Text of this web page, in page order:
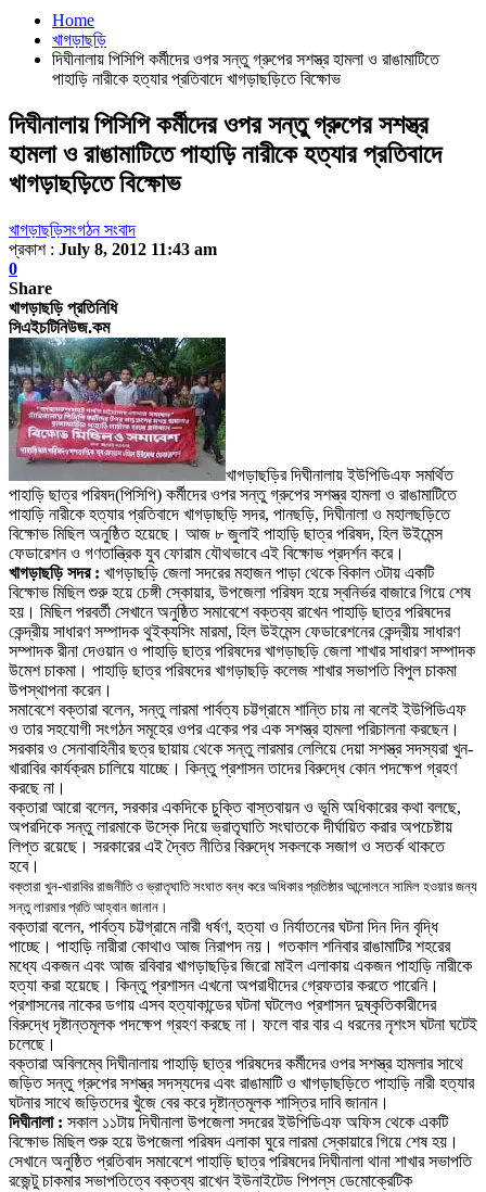
Home
খাগড়াছড়ি
দিঘীনালায় পিসিপি কর্মীদের ওপর সন্তু গ্রুপের সশস্ত্র হামলা ও রাঙামাটিতে
পাহাড়ি নারীকে হত্যার প্রতিবাদে খাগড়াছড়িতে বিক্ষোভ
দিঘীনালায় পিসিপি কর্মীদের ওপর সন্তু গ্রুপের সশস্ত্র
হামলা ও রাঙামাটিতে পাহাড়ি নারীকে হত্যার প্রতিবাদে
খাগড়াছড়িতে বিক্ষোভ
খাগড়াছড়িসংগঠন সংবাদ
প্রকাশ : July 8, 2012 11:43 am
0
Share
খাগড়াছড়ি প্রতিনিধি
সিএইচটিনিউজ.কম
খাগড়াছড়ির দিঘীনালায় ইউপিডিএফ সমর্থিত
পাহাড়ি ছাত্র পরিষদ(পিসিপি) কর্মীদের ওপর সন্তু গ্রুপের সশস্ত্র হামলা ও রাঙামাটিতে
পাহাড়ি নারীকে হত্যার প্রতিবাদে খাগড়াছড়ি সদর, পানছড়ি, দিঘীনালা ও মহালছড়িতে
বিক্ষোভ মিছিল অনুষ্ঠিত হয়েছে। আজ ৮ জুলাই পাহাড়ি ছাত্র পরিষদ, হিল উইমেন্স
ফেডারেশন ও গণতান্ত্রিক যুব ফোরাম যৌথভাবে এই বিক্ষোভ প্রদর্শন করে।
খাগড়াছড়ি সদর : খাগড়াছড়ি জেলা সদরের মহাজন পাড়া থেকে বিকাল ৩টায় একটি
বিক্ষোভ মিছিল শুরু হয়ে চেঙ্গী স্কোয়ার, উপজেলা পরিষদ হয়ে স্বনির্ভর বাজারে গিয়ে শেষ
হয় । মিছিল পরবর্তী সেখানে অনুষ্ঠিত সমাবেশে বক্তব্য রাখেন পাহাড়ি ছাত্র পরিষদের
কেন্দ্রীয় সাধারণ সম্পাদক থুইক্যসিং মারমা, হিল উইমেন্স ফেডারেশনের কেন্দ্রীয় সাধারণ
সম্পাদক রীনা দেওয়ান ও পাহাড়ি ছাত্র পরিষদের খাগড়াছড়ি জেলা শাখার সাধারণ সম্পাদক
উমেশ চাকমা । পাহাড়ি ছাত্র পরিষদের খাগড়াছড়ি কলেজ শাখার সভাপতি বিপুল চাকমা
উপস্থাপনা করেন।
সমাবেশে বক্তারা বলেন, সন্তু লারমা পার্বত্য চট্টগ্রামে শান্তি চায় না বলেই ইউপিডিএফ
ও তার সহযোগী সংগঠন সমূহের ওপর একের পর এক সশস্ত্র হামলা পরিচালনা করছেন।
সরকার ও সেনাবাহিনীর ছত্র ছায়ায় থেকে সন্তু লারমার লেলিয়ে দেয়া সশস্ত্র সদস্যরা খুন-
খারাবির কার্যক্রম চালিয়ে যাচ্ছে । কিন্তু প্রশাসন তাদের বিরুদ্ধে কোন পদক্ষেপ গ্রহণ
করছে না ।
বক্তারা আরো বলেন, সরকার একদিকে চুক্তি বাস্তবায়ন ও ভূমি অধিকারের কথা বলছে,
অপরদিকে সন্তু লারমাকে উস্কে দিয়ে ভ্রাতৃঘাতি সংঘাতকে দীর্ঘায়িত করার অপচেষ্টায়
লিপ্ত রয়েছে। সরকারের এই দ্বৈত নীতির বিরুদ্ধে সকলকে সজাগ ও সতর্ক থাকতে
হবে।
বক্তারা খুন-খারাবির রাজনীতি ও ভ্রাতৃঘাতি সংঘাত বন্ধ করে অধিকার প্রতিষ্ঠার আন্দোলনে সামিল হওয়ার জন্য
সন্তু লারমার প্রতি আহ্বান জানান ।
বক্তারা বলেন, পার্বত্য চট্টগ্রামে নারী ধর্ষণ, হত্যা ও নির্যাতনের ঘটনা দিন দিন বৃদ্ধি
পাচ্ছে । পাহাড়ি নারীরা কোথাও আজ নিরাপদ নয় । গতকাল শনিবার রাঙামাটির শহরের
মধ্যে একজন এবং আজ রবিবার খাগড়াছড়ির জিরো মাইল এলাকায় একজন পাহাড়ি নারীকে
হত্যা করা হয়েছে। কিন্তু প্রশাসন এখনো অপরাধীদের গ্রেফতার করতে পারেনি।
প্রশাসনের নাকের ডগায় এসব হত্যাকান্ডের ঘটনা ঘটলেও প্রশাসন দুষ্কৃতিকারীদের
বিরুদ্ধে দৃষ্টান্তমূলক পদক্ষেপ গ্রহণ করছে না । ফলে বার বার এ ধরনের নৃশংস ঘটনা ঘটেই
চলেছে।
বক্তারা অবিলম্বে দিঘীনালায় পাহাড়ি ছাত্র পরিষদের কর্মীদের ওপর সশস্ত্র হামলার সাথে
জড়িত সন্তু গ্রুপের সশস্ত্র সদস্যদের এবং রাঙামাটি ও খাগড়াছড়িতে পাহাড়ি নারী হত্যার
ঘটনার সাথে জড়িতদের খুঁজে বের করে দৃষ্টান্তমূলক শাস্তির দাবি জানান।
দিঘীনালা : সকাল ১১টায় দিঘীনালা উপজেলা সদরের ইউপিডিএফ অফিস থেকে একটি
বিক্ষোভ মিছিল শুরু হয়ে উপজেলা পরিষদ এলাকা ঘুরে লারমা স্কোয়ারে গিয়ে শেষ হয় ।
সেখানে অনুষ্ঠিত প্রতিবাদ সমাবেশে পাহাড়ি ছাত্র পরিষদের দিঘীনালা থানা শাখার সভাপতি
রজেন্টু চাকমার সভাপতিত্বে বক্তব্য রাখেন ইউনাইটেড পিপল্‌স ডেমোক্রেটিক